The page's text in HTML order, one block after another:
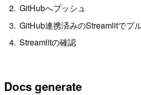
GitHubへプッシュ
GitHub連携済みのStreamlitでプ
Streamlitの確認
Docs generate